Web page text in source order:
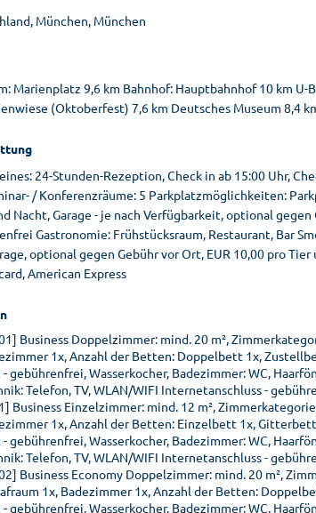
München, München
Marienplatz 9,6 km Bahnhof: Hauptbahnhof 10 km
(Oktoberfest) 7,6 km Deutsches Museum 8,4
24-Stunden-Rezeption, Check in ab 15:00 Uhr,
/ Konferenzräume: 5 Parkplatzmöglichkeiten:
Nacht, Garage - je nach Verfügbarkeit, optional
Gastronomie: Frühstücksraum, Restaurant, Bar
optional gegen Gebühr vor Ort, EUR 10,00 pro
American Express
Business Doppelzimmer: mind. 20 m²,
1x, Anzahl der Betten: Doppelbett 1x,
- gebührenfrei, Wasserkocher, Badezimmer: WC,
Telefon, TV, WLAN/WIFI Internetanschluss -
Business Einzelzimmer: mind. 12 m²,
1x, Anzahl der Betten: Einzelbett 1x,
- gebührenfrei, Wasserkocher, Badezimmer: WC,
Telefon, TV, WLAN/WIFI Internetanschluss -
Business Economy Doppelzimmer: mind. 20 m²,
1x, Badezimmer 1x, Anzahl der Betten:
- gebührenfrei, Wasserkocher, Badezimmer: WC,